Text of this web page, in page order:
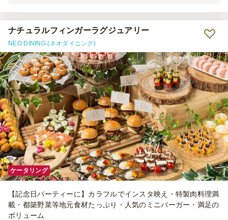
ナチュラルフィンガーラグジュアリー
NEO DINING.(ネオダイニング)
ケータリング
【記念日パーティーに】カラフルでインスタ映え・特製肉料理満
載・都築野菜等地元食材たっぷり・人気のミニバーガー・満足の
ボリューム